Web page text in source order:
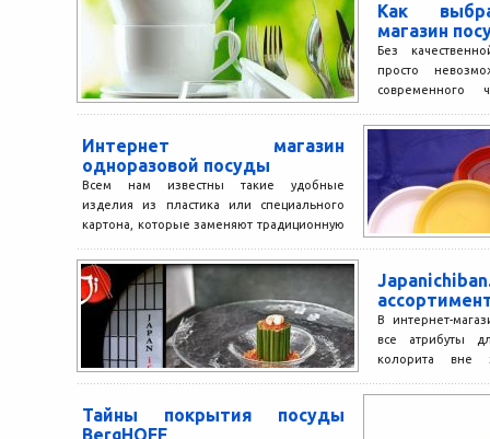
Как
магазин
Без
просто
современного
без ярких...
Интернет магазин
одноразовой посуды
Всем нам известны такие удобные
изделия из пластика или специального
картона, которые заменяют традиционную
как одноразовая...
В интернет-
все атрибуты
колорита вне
вечер или...
Тайны покрытия посуды
BergHOFF